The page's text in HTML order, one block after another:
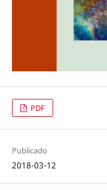
PDF
Publicado
2018-03-12